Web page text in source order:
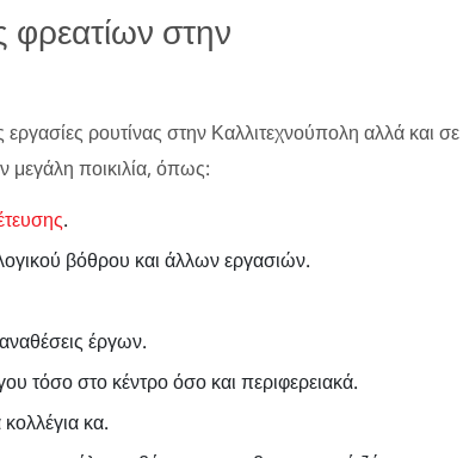
στην
εργασίες ρουτίνας στην Καλλιτεχνούπολη αλλά και σε
μεγάλη ποικιλία, όπως:
.
βόθρου και άλλων εργασιών.
έργων.
τόσο στο κέντρο όσο και περιφερειακά.
κα.